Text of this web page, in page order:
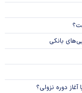
بانکی